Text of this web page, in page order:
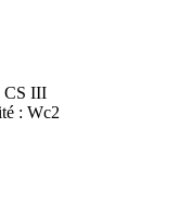
CS III
: Wc2